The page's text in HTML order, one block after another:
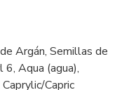
Argán, Semillas de
6, Aqua (agua),
Capric